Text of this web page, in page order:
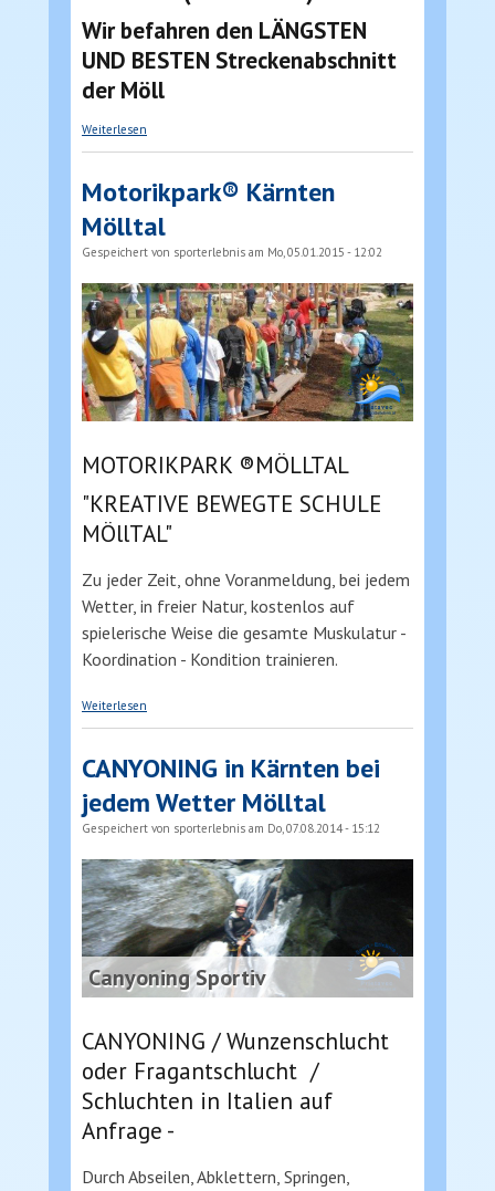
Wir befahren den LÄNGSTEN
UND BESTEN Streckenabschnitt
der Möll
Weiterlesen
Motorikpark® Kärnten
Mölltal
Gespeichert von sporterlebnis am Mo, 05.01.2015 - 12:02
MOTORIKPARK ®MÖLLTAL
"KREATIVE BEWEGTE SCHULE
MÖllTAL"
Zu jeder Zeit, ohne Voranmeldung, bei jedem
Wetter, in freier Natur, kostenlos auf
spielerische Weise die gesamte Muskulatur -
Koordination - Kondition trainieren.
Weiterlesen
CANYONING in Kärnten bei
jedem Wetter Mölltal
Gespeichert von sporterlebnis am Do, 07.08.2014 - 15:12
Canyoning Sportiv
CANYONING / Wunzenschlucht
oder Fragantschlucht /
Schluchten in Italien auf
Anfrage -
Durch Abseilen, Abklettern, Springen,